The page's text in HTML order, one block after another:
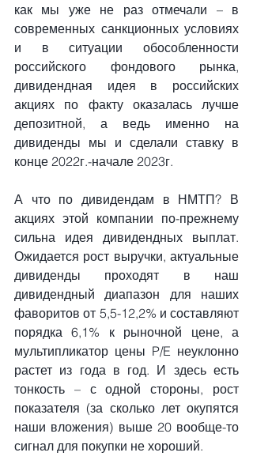
как мы уже не раз отмечали – в
современных санкционных условиях
и в ситуации обособленности
российского фондового рынка,
дивидендная идея в российских
акциях по факту оказалась лучше
депозитной, а ведь именно на
дивиденды мы и сделали ставку в
конце 2022г.-начале 2023г.
А что по дивидендам в НМТП? В
акциях этой компании по-прежнему
сильна идея дивидендных выплат.
Ожидается рост выручки, актуальные
дивиденды проходят в наш
дивидендный диапазон для наших
фаворитов от 5,5-12,2% и составляют
порядка 6,1% к рыночной цене, а
мультипликатор цены P/E неуклонно
растет из года в год. И здесь есть
тонкость – с одной стороны, рост
показателя (за сколько лет окупятся
наши вложения) выше 20 вообще-то
сигнал для покупки не хороший.